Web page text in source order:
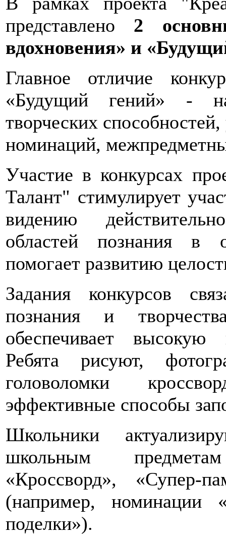
представлено 2
вдохновения» и
Главное отличие
«Будущий гений» -
творческих
номинаций,
Участие в конкурсах
Талант" стимулирует
видению
областей познания в
помогает развитию
Задания конкурсов
познания и
обеспечивает высокую
Ребята рисуют,
головоломки
эффективные способы
Школьники
школьным
«Кроссворд», «Супер-
(например, номинации
поделки»).